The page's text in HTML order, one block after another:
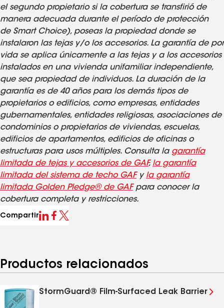
el segundo propietario si la cobertura se transfirió de
manera adecuada durante el período de protección
de Smart Choice), poseas la propiedad donde se
instalaron las tejas y/o los accesorios. La garantía de por
vida se aplica únicamente a las tejas y a los accesorios
instalados en una vivienda unifamiliar independiente,
que sea propiedad de individuos. La duración de la
garantía es de 40 años para los demás tipos de
propietarios o edificios, como empresas, entidades
gubernamentales, entidades religiosas, asociaciones de
condominios o propietarios de viviendas, escuelas,
edificios de apartamentos, edificios de oficinas o
estructuras para usos múltiples. Consulta la garantía
limitada de tejas y accesorios de GAF, la garantía
limitada del sistema de techo GAFy la garantía
limitada Golden Pledge® de GAFpara conocer la
cobertura completa y restricciones.
Compartir
Productos relacionados
StormGuard® Film-Surfaced Leak Barrier